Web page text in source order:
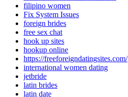
filipino women
Fix System Issues
foreign brides
free sex chat
hook up sites
hookup online
https://freeforeigndatingsites.com/
international women dating
jetbride
latin brides
latin date